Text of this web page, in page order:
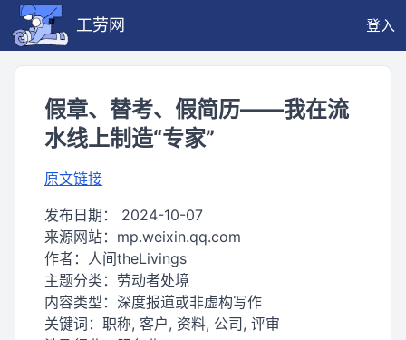
工劳网 登入
假章、替考、假简历——我在流
水线上制造“专家”
原文链接
发布日期： 2024-10-07
来源网站： mp.weixin.qq.com
作者： 人间theLivings
主题分类： 劳动者处境
内容类型： 深度报道或非虚构写作
关键词： 职称, 客户, 资料, 公司, 评审